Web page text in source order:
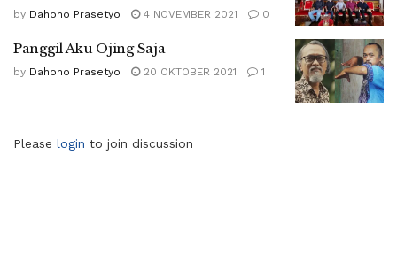
by Dahono Prasetyo 4 NOVEMBER 2021 0
Panggil Aku Ojing Saja
by Dahono Prasetyo 20 OKTOBER 2021 1
Please login to join discussion